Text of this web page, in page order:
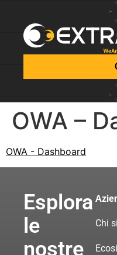
OWA –
OWA - Dashboard
Esplora
le
nostre
Chi